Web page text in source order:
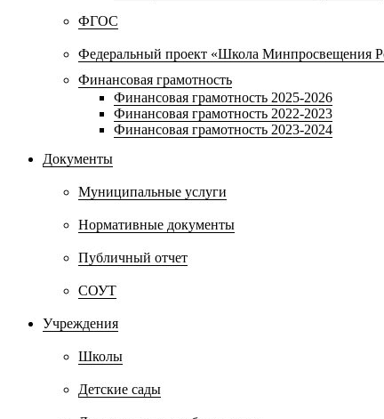
ФГОС
Федеральный проект «Школа Минпросвещения
Финансовая грамотность
Финансовая грамотность 2025-2026
Финансовая грамотность 2022-2023
Финансовая грамотность 2023-2024
Документы
Муниципальные услуги
Нормативные документы
Публичный отчет
СОУТ
Учреждения
Школы
Детские сады